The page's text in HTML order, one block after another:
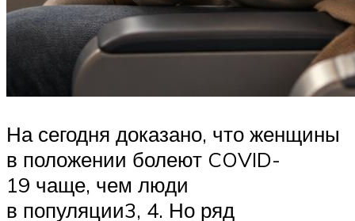
На сегодня доказано, что женщины
в положении болеют COVID-
19 чаще, чем люди
в популяции3, 4. Но ряд